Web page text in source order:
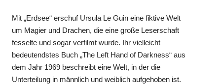
Mit „Erdsee“ erschuf Ursula Le Guin eine fiktive Welt
um Magier und Drachen, die eine große Leserschaft
fesselte und sogar verfilmt wurde. Ihr vielleicht
bedeutendstes Buch „The Left Hand of Darkness“ aus
dem Jahr 1969 beschreibt eine Welt, in der die
Unterteilung in männlich und weiblich aufgehoben ist.